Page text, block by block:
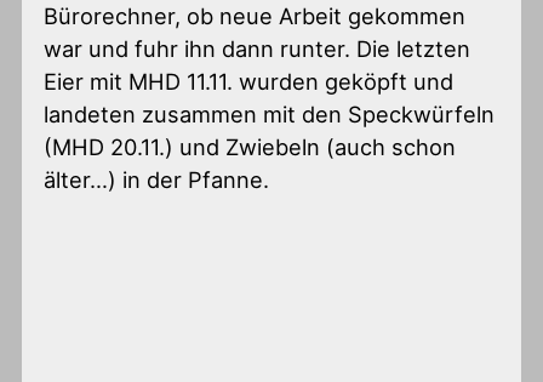
Bürorechner, ob neue Arbeit gekommen
war und fuhr ihn dann runter. Die letzten
Eier mit MHD 11.11. wurden geköpft und
landeten zusammen mit den Speckwürfeln
(MHD 20.11.) und Zwiebeln (auch schon
älter…) in der Pfanne.